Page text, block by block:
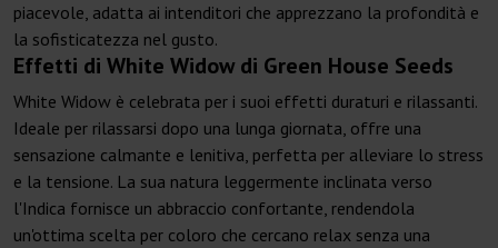
piacevole, adatta ai intenditori che apprezzano la profondità e
la sofisticatezza nel gusto.
Effetti di White Widow di Green House Seeds
White Widow è celebrata per i suoi effetti duraturi e rilassanti.
Ideale per rilassarsi dopo una lunga giornata, offre una
sensazione calmante e lenitiva, perfetta per alleviare lo stress
e la tensione. La sua natura leggermente inclinata verso
l'Indica fornisce un abbraccio confortante, rendendola
un'ottima scelta per coloro che cercano relax senza una